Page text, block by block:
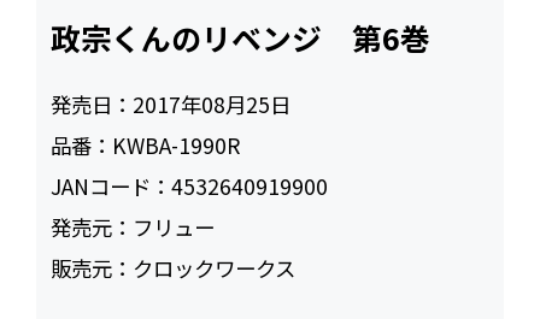
政宗くんのリベンジ 第6巻
発売日： 2017年08月25日
品番： KWBA-1990R
JANコード：4532640919900
発売元： フリュー
販売元： クロックワークス